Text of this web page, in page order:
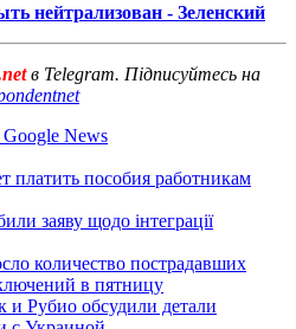
нейтрализован - Зеленский
в Telegram. Підписуйтесь на
News
платить пособия работникам
заяву щодо інтеграції
количество пострадавших
в пятницу
и Рубио обсудили детали